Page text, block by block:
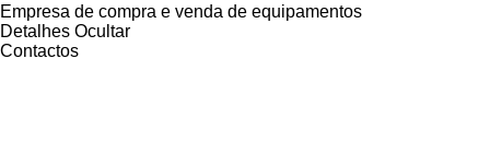
Empresa de compra e venda de equipamentos
Detalhes Ocultar
Contactos